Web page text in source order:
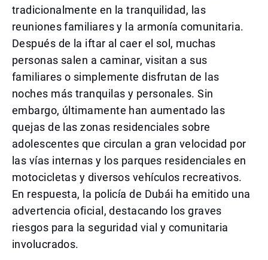
tradicionalmente en la tranquilidad, las
reuniones familiares y la armonía comunitaria.
Después de la iftar al caer el sol, muchas
personas salen a caminar, visitan a sus
familiares o simplemente disfrutan de las
noches más tranquilas y personales. Sin
embargo, últimamente han aumentado las
quejas de las zonas residenciales sobre
adolescentes que circulan a gran velocidad por
las vías internas y los parques residenciales en
motocicletas y diversos vehículos recreativos.
En respuesta, la policía de Dubái ha emitido una
advertencia oficial, destacando los graves
riesgos para la seguridad vial y comunitaria
involucrados.